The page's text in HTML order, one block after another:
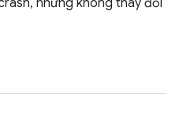
nhưng không thay đổi